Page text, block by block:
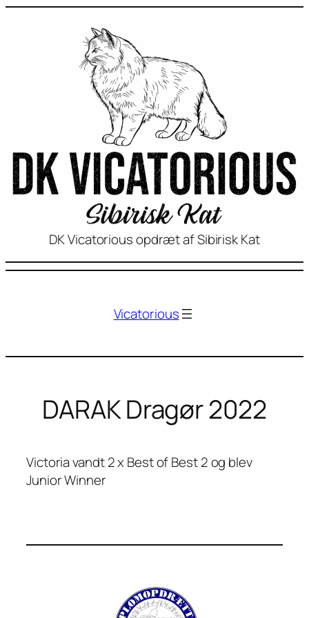
DK Vicatorious opdræt af Sibirisk Kat
Vicatorious
DARAK Dragør 2022
Victoria vandt 2 x Best of Best 2 og blev
Junior Winner